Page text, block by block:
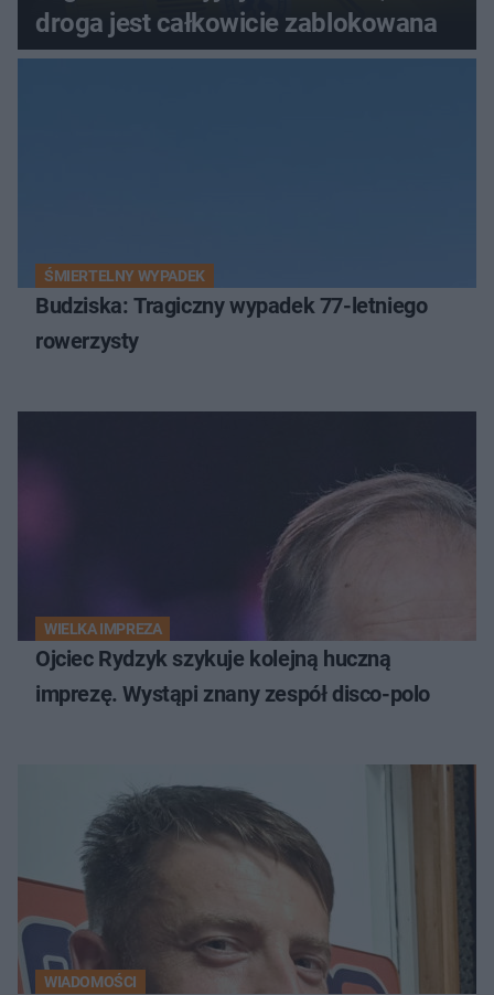
droga jest całkowicie zablokowana
ŚMIERTELNY WYPADEK
Budziska: Tragiczny wypadek 77-letniego
rowerzysty
WIELKA IMPREZA
Ojciec Rydzyk szykuje kolejną huczną
imprezę. Wystąpi znany zespół disco-polo
WIADOMOŚCI